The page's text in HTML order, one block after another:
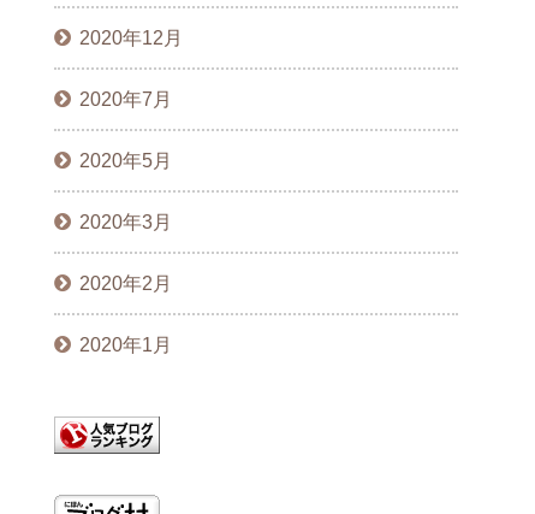
2020年12月
2020年7月
2020年5月
2020年3月
2020年2月
2020年1月